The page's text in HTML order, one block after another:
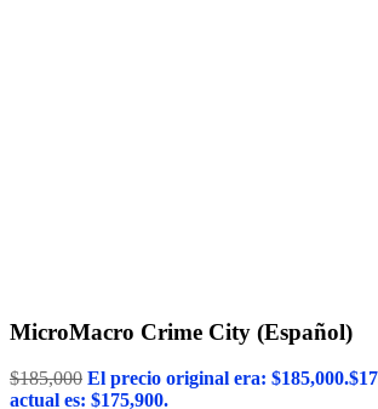
MicroMacro Crime City (Español)
$185,000 El precio original era: $185,000.$
actual es: $175,900.